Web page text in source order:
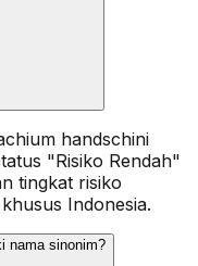
handschini
"Risiko Rendah"
tingkat risiko
Indonesia.
nama sinonim?